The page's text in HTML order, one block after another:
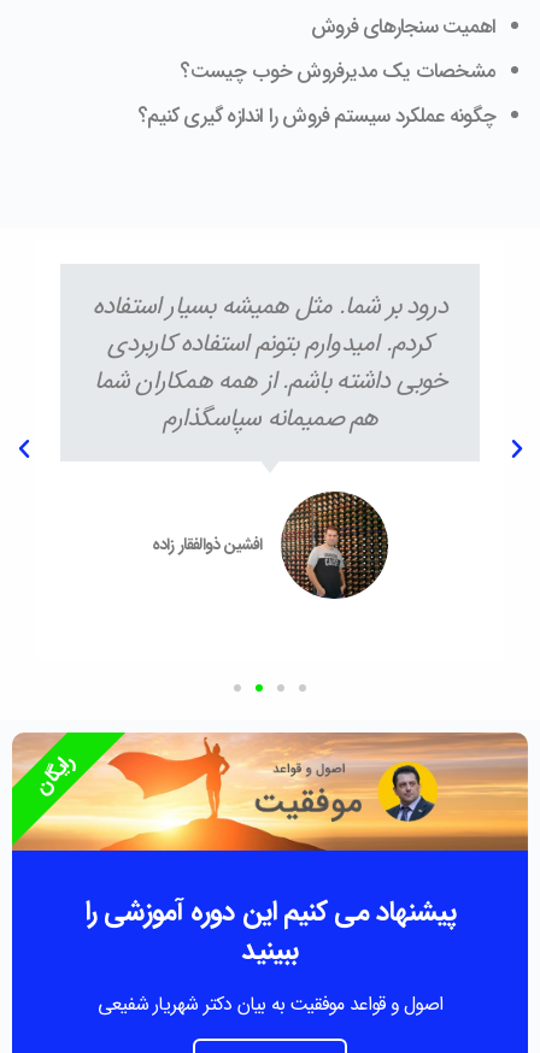
اهمیت سنجارهای فروش
مشخصات یک مدیرفروش خوب چیست؟
چگونه عملکرد سیستم فروش را اندازه گیری کنیم؟
درود بر شما. مثل همیشه بسیار استفاده
کردم. امیدوارم بتونم استفاده کاربردی
خوبی داشته باشم. از همه همکاران شما
هم صمیمانه سپاسگذارم
افشین ذوالفقار زاده
پیشنهاد می کنیم این دوره آموزشی را
ببینید
اصول و قواعد موفقیت به بیان دکتر شهریار شفیعی
رایگان